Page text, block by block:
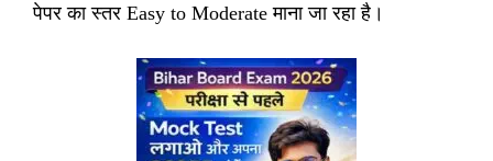
पेपर का स्तर Easy to Moderate माना जा रहा है।